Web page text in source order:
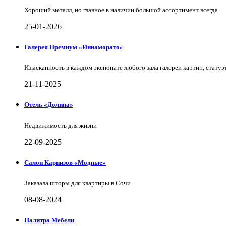
Хороший металл, но главное в наличии большой ассортимент всегда
25-01-2026
Галерея Премиум «Иннаморато»
Изысканность в каждом экспонате любого зала галереи картин,
21-11-2025
Отель «Долина»
Недвижимость для жизни
22-09-2025
Салон Карнизов «Модные»
Заказала шторы для квартиры в Сочи
08-08-2024
Палитра Мебели